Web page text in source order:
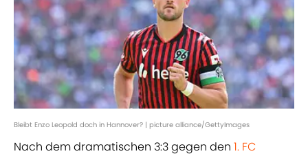
Bleibt Enzo Leopold doch in Hannover? | picture alliance/GettyImages
Nach dem dramatischen 3:3 gegen den 1. FC